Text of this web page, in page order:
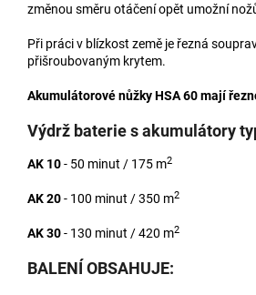
změnou směru otáčení opět umožní
Při práci v blízkost země je řezná
přišroubovaným krytem.
Akumulátorové nůžky HSA 60 mají
Výdrž baterie s akumulátory
AK 10- 50 minut / 175 m2
AK 20- 100 minut / 350 m2
AK 30- 130 minut / 420 m2
BALENÍ OBSAHUJE: